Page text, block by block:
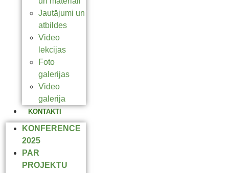
Jautājumi un
atbildes
Video
lekcijas
Foto
galerijas
Video
galerija
KONTAKTI
KONFERENCE
2025
PAR
PROJEKTU